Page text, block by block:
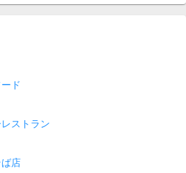
ド
ストラン
店